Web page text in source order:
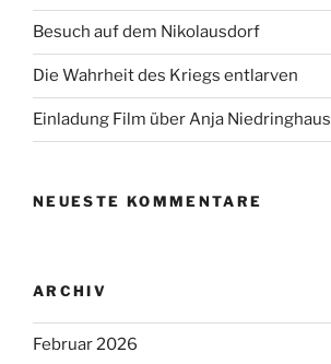
Besuch auf dem Nikolausdorf
Die Wahrheit des Kriegs entlarven
Einladung Film über Anja Niedringhaus
NEUESTE KOMMENTARE
ARCHIV
Februar 2026